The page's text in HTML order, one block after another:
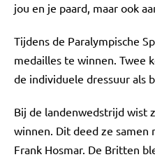
jou en je paard, maar ook
Tijdens de Paralympische
medailles te winnen. Twee
de individuele dressuur als
Bij de landenwedstrijd wist
winnen. Dit deed ze samen
Frank Hosmar. De Britten